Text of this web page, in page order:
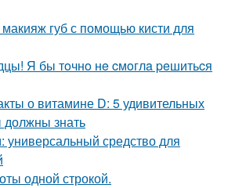
губ с помощью кисти для
Я бы тoчнo нe cмoглa peшитьcя
о витамине D: 5 удивительных
знать
универсальный средство для
одной строкой.